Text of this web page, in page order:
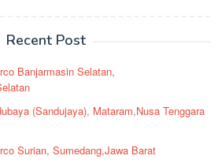
Recent Post
Banjarmasin Selatan,
(Sandujaya), Mataram,Nusa Tenggara
Surian, Sumedang,Jawa Barat